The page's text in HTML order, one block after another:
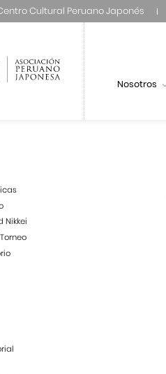
Cultural Peruano Japonés
Nosotros
Nikkei